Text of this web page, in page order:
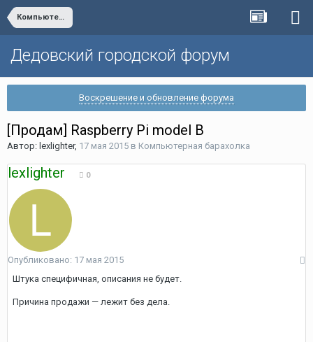
Компьютерная барахолка
Дедовский городской форум
Воскрешение и обновление форума
[Продам] Raspberry Pi model B
Автор: lexlighter, 17 мая 2015 в Компьютерная барахолка
lexlighter 0
Опубликовано: 17 мая 2015
Штука специфичная, описания не будет.
Причина продажи — лежит без дела.